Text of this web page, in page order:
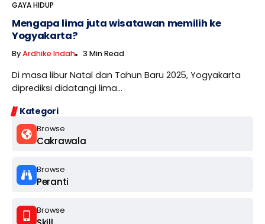
Kategori
Browse
Cakrawala
Browse
Peranti
Browse
GAYA HIDUP
Mengapa lima juta wisatawan memilih ke
Yogyakarta?
ByArdhike Indah 3 Min Read
Di masa libur Natal dan Tahun Baru 2025, Yogyakarta
diprediksi didatangi lima...